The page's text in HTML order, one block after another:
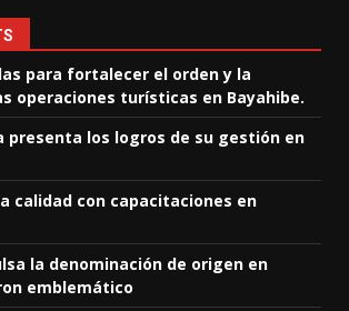
para fortalecer el orden y la
operaciones turísticas en Bayahibe.
presenta los logros de su gestión en
calidad con capacitaciones en
la denominación de origen en
emblemático